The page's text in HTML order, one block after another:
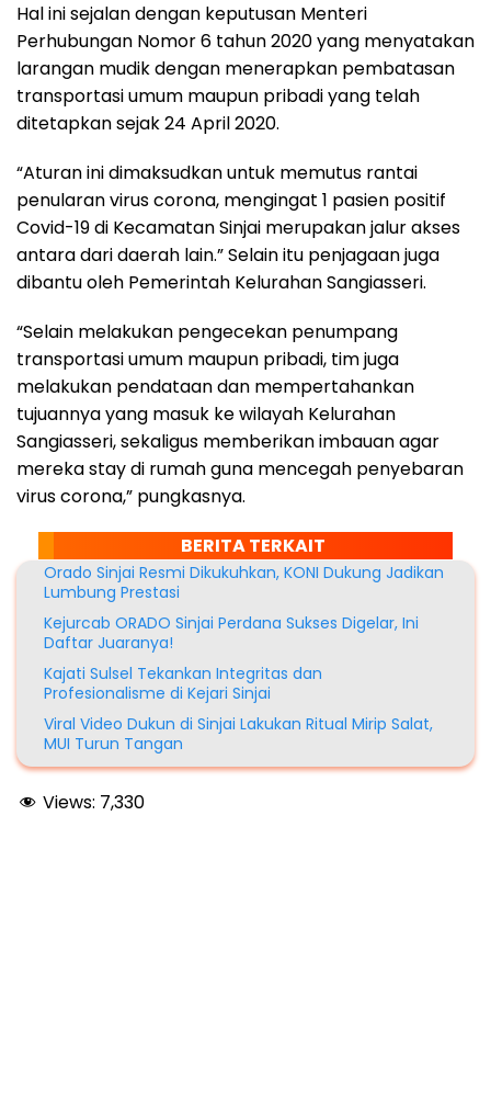
Hal ini sejalan dengan keputusan Menteri
Perhubungan Nomor 6 tahun 2020 yang menyatakan
larangan mudik dengan menerapkan pembatasan
transportasi umum maupun pribadi yang telah
ditetapkan sejak 24 April 2020.
“Aturan ini dimaksudkan untuk memutus rantai
penularan virus corona, mengingat 1 pasien positif
Covid-19 di Kecamatan Sinjai merupakan jalur akses
antara dari daerah lain.” Selain itu penjagaan juga
dibantu oleh Pemerintah Kelurahan Sangiasseri.
“Selain melakukan pengecekan penumpang
transportasi umum maupun pribadi, tim juga
melakukan pendataan dan mempertahankan
tujuannya yang masuk ke wilayah Kelurahan
Sangiasseri, sekaligus memberikan imbauan agar
mereka stay di rumah guna mencegah penyebaran
virus corona,” pungkasnya.
BERITA TERKAIT
Orado Sinjai Resmi Dikukuhkan, KONI Dukung Jadikan
Lumbung Prestasi
Kejurcab ORADO Sinjai Perdana Sukses Digelar, Ini
Daftar Juaranya!
Kajati Sulsel Tekankan Integritas dan
Profesionalisme di Kejari Sinjai
Viral Video Dukun di Sinjai Lakukan Ritual Mirip Salat,
MUI Turun Tangan
Views: 7,330